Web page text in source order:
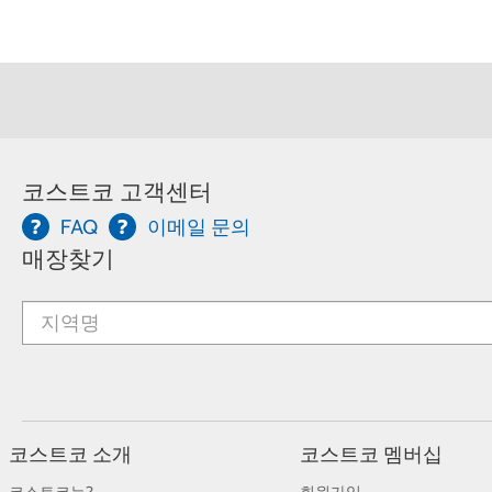
코스트코 고객센터
FAQ 이메일 문의
매장찾기
코스트코 소개 코스트코 멤버십